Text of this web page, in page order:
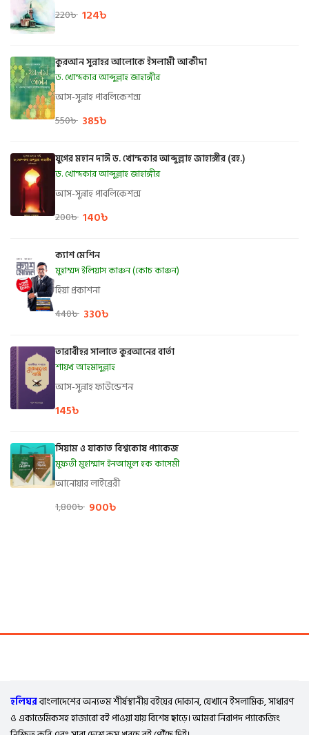
220৳ 124৳
কুরআন সুন্নাহর আলোকে ইসলামী আকীদা
ড. খোন্দকার আব্দুল্লাহ জাহাঙ্গীর
আস-সুন্নাহ পাবলিকেশন্স
550৳ 385৳
যুগের মহান দাঈ ড. খোন্দকার আব্দুল্লাহ জাহাঙ্গীর (রহ.)
ড. খোন্দকার আব্দুল্লাহ জাহাঙ্গীর
আস-সুন্নাহ পাবলিকেশন্স
200৳ 140৳
ক্যাশ মেশিন
মুহাম্মদ ইলিয়াস কাঞ্চন (কোচ কাঞ্চন)
হিয়া প্রকাশনা
440৳ 330৳
তারাবীহর সালাতে কুরআনের বার্তা
শায়খ আহমাদুল্লাহ
আস-সুন্নাহ ফাউন্ডেশন
145৳
সিয়াম ও যাকাত বিশ্বকোষ প্যাকেজ
মুফতী মুহাম্মাদ ইনআমুল হক কাসেমী
আনোয়ার লাইব্রেরী
1,800৳ 900৳
হলিঘরবাংলাদেশের অন্যতম শীর্ষস্থানীয় বইয়ের দোকান, যেখানে ইসলামিক, সাধারণ
ও একাডেমিকসহ হাজারো বই পাওয়া যায় বিশেষ ছাড়ে। আমরা নিরাপদ প্যাকেজিং